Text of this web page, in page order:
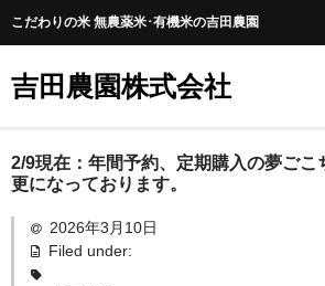
こだわりの米 無農薬米･有機米の吉田農園
吉田農園株式会社
吉田農園を知りたい！
僕が目指す農業
2/9現在：年間予約、定期購入の夢ご
更になっております。
2026年3月10日
Filed under: